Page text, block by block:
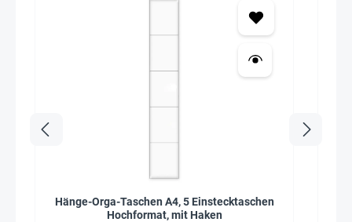
Hänge-Orga-Taschen A4, 5 Einstecktaschen
Hochformat, mit Haken